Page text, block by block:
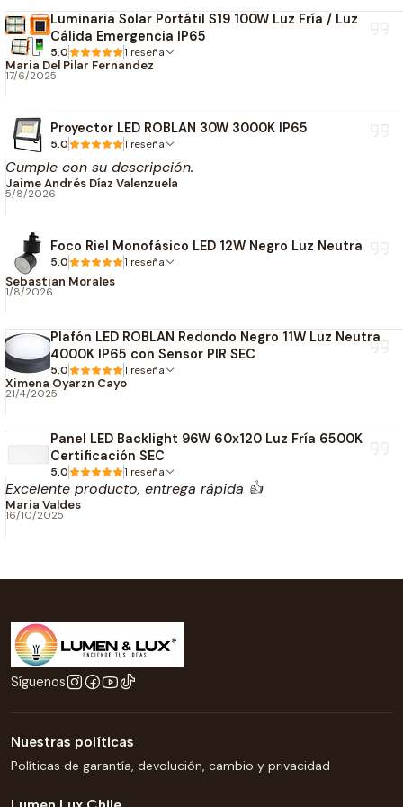
Alta durabilidad.
Compatible con cintas LED y módulos LED de 24V.
Funcionamiento confiable y continuo.
Especificaciones Técnicas
Información eléctrica
Potencia:100W
Frecuencia:
50/60Hz
Voltaje de salida:24V DC
Corriente de salida:
Construcción
Marca:ROBLAN
Tipo:Driver LED / Fuente de Alimentación
Protección
Protección:IP67
Apto para uso interior y exterior.
Perfiles LED.
Iluminación arquitectónica.
Iluminación decorativa.
Muebles.
Jardines.
Luminaria Solar Portátil S19 100W Luz Fría / Luz
Cálida Emergencia IP65
5.0 1 reseña
Maria Del Pilar Fernandez
17/6/2025
Proyector LED ROBLAN 30W 3000K IP65
5.0 1 reseña
Cumple con su descripción.
Jaime Andrés Díaz Valenzuela
5/8/2026
Foco Riel Monofásico LED 12W Negro Luz Neutra
5.0 1 reseña
Sebastian Morales
1/8/2026
Plafón LED ROBLAN Redondo Negro 11W Luz Neutra
4000K IP65 con Sensor PIR SEC
5.0 1 reseña
Ximena Oyarzn Cayo
21/4/2025
Panel LED Backlight 96W 60x120 Luz Fría 6500K
Certificación SEC
5.0 1 reseña
Excelente producto, entrega rápida 👍
Maria Valdes
16/10/2025
Síguenos
Nuestras políticas
Políticas de garantía, devolución, cambio y privacidad